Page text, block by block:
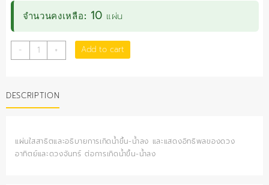
จำนวนคงเหลือ: 10 แผ่น
-
แผ่น
ใส
ขึ้น-
น้ำลง
+ Add to cart
DESCRIPTION
แผ่นใสสาธิตและอธิบายการเกิดน้ำขึ้น-น้ำลง และแสดงอิทธิพลของดวง
อาทิตย์และดวงจันทร์ ต่อการเกิดน้ำขึ้น-น้ำลง